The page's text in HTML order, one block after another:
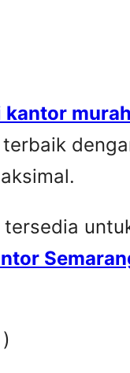
kantor murah